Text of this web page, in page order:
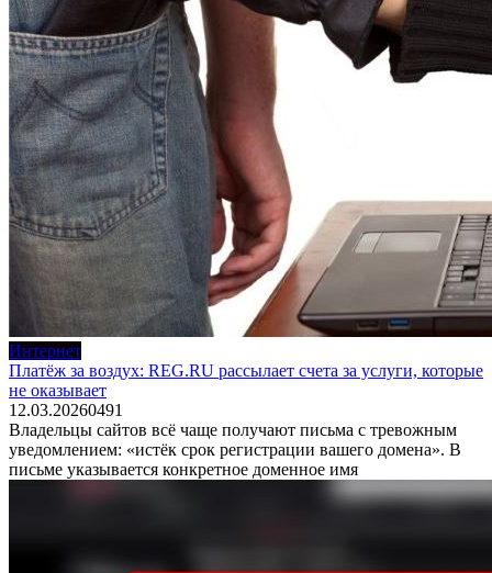
Интернет
Платёж за воздух: REG.RU рассылает счета за услуги, которые
не оказывает
12.03.20260491
Владельцы сайтов всё чаще получают письма с тревожным
уведомлением: «истёк срок регистрации вашего домена». В
письме указывается конкретное доменное имя